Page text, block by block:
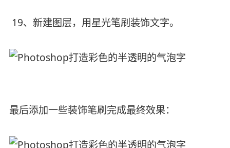
19、新建图层，用星光笔刷装饰文字。
最后添加一些装饰笔刷完成最终效果：